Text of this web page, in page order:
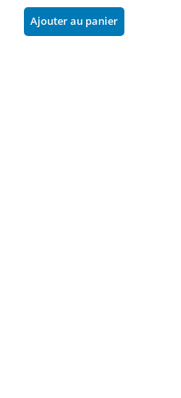
Ajouter au panier